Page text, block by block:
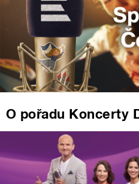
O pořadu Koncerty